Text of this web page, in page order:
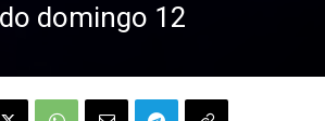
domingo 12